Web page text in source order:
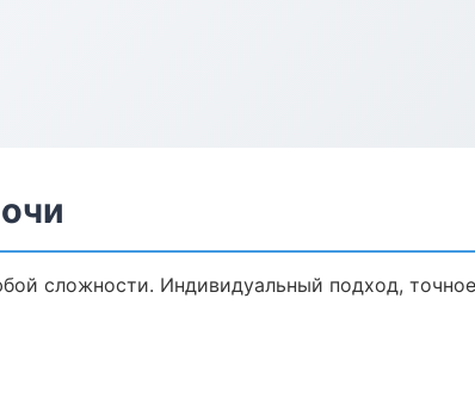
сложности. Индивидуальный подход,